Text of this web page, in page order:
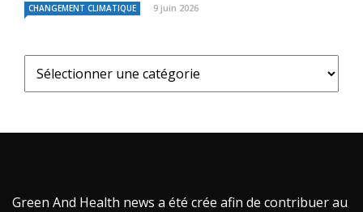
CHANGEMENT CLIMATIQUE 9 juin 2026
Green And Health news a été crée afin de contribuer au